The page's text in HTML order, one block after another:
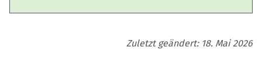
Zuletzt geändert: 18. Mai 2026